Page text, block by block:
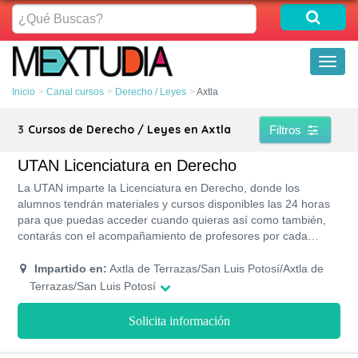
¿Qué
Buscas?
Inicio Canal cursos Derecho / Leyes Axtla
3 Cursos de Derecho / Leyes en Axtla Filtros
UTAN Licenciatura en Derecho
La UTAN imparte la Licenciatura en Derecho, donde los
alumnos tendrán materiales y cursos disponibles las 24 horas
para que puedas acceder cuando quieras así como también,
contarás con el acompañamiento de profesores por cada
Impartido en: Axtla de Terrazas/San Luis Potosí/Axtla de
Terrazas/San Luis Potosí
Solicita información